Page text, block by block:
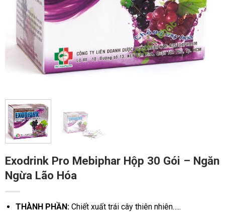
Exodrink Pro Mebiphar Hộp 30 Gói – Ngăn
Ngừa Lão Hóa
THÀNH PHẦN: Chiết xuất trái cây thiên nhiên…..